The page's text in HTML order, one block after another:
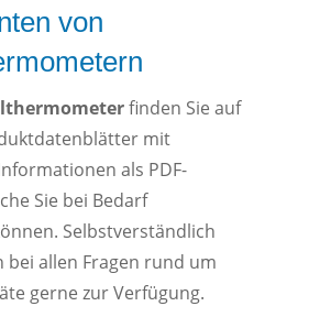
von
finden Sie auf
mit
als PDF-
Sie bei Bedarf
Selbstverständlich
bei allen Fragen rund um
gerne zur Verfügung.